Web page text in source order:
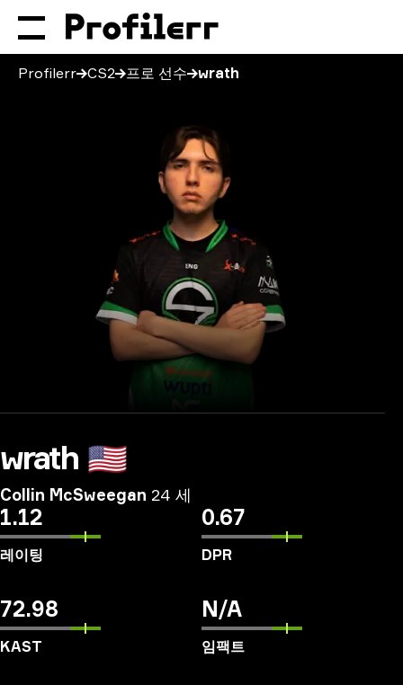
Profilerr CS2 프로 선수 wrath
wrath 🇺🇸
Collin McSweegan 24 세
1.12
레이팅
0.67
DPR
72.98
KAST
N/A
임팩트